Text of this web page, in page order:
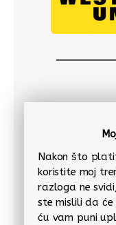
Nakon što
koristite moj
razloga ne
ste mislili da
ću vam puni